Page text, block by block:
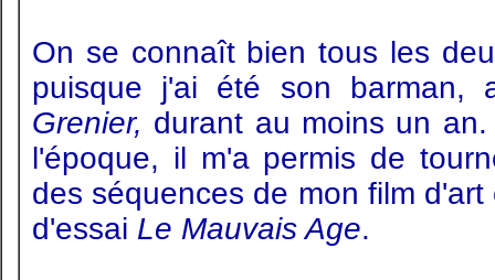
On se connaît bien tous les
puisque j'ai été son barman,
Grenier, durant au moins un an.
l'époque, il m'a permis de
des séquences de mon film d'art
d'essai Le Mauvais Age.